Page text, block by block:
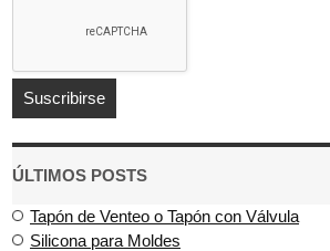
ÚLTIMOS POSTS
Tapón de Venteo o Tapón con Válvula
Silicona para Moldes